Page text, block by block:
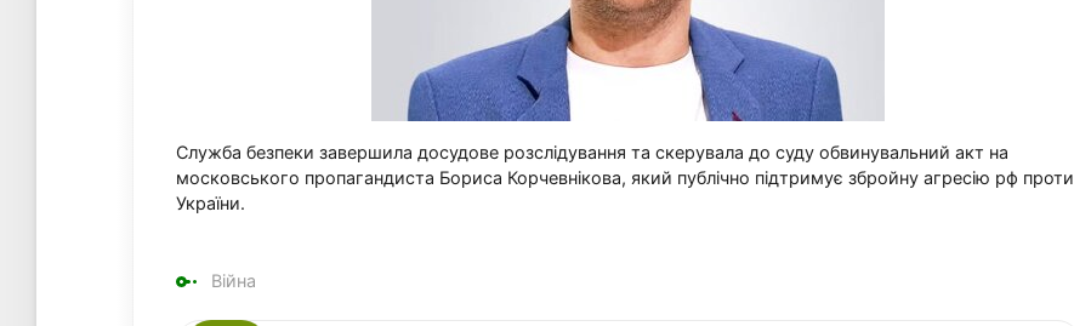
Служба безпеки завершила досудове розслідування та скерувала до суду обвинувальний акт на
московського пропагандиста Бориса Корчевнікова, який публічно підтримує збройну агресію рф проти
України.
Війна